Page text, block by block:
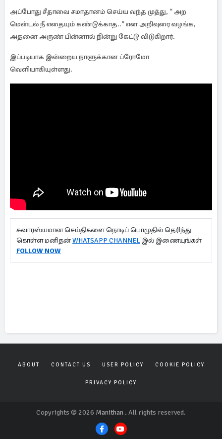
அப்போது சீதாவை சமாதானம் செய்ய வந்த முத்து, “ அற
மென்டல் நீ எதையும் கண்டுக்காத..” என அறிவுரை வழங்க,
அதனை அருண் பின்னால் நின்று கேட்டு விடுகிறார்.
இப்படியாக இன்றைய நாளுக்கான ப்ரோமோ
வெளியாகியுள்ளது.
சுவாரஸ்யமான செய்திகளை நொடிப் பொழுதில் தெரிந்து
கொள்ள மனிதன்WHATSAPP CHANNEL இல் இணையுங்கள்
FOLLOW NOW
ABOUT CONTACT US USER POLICY COOKIE POLICY
PRIVACY POLICY
Copyrights © 2026 Manithan . All rights reserved.